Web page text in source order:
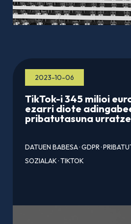
2023-10-06
TikTok-i 345 milioi
ezarri diote
pribatutasuna
DATUEN BABESA·GDPR·
SOZIALAK·TIKTOK